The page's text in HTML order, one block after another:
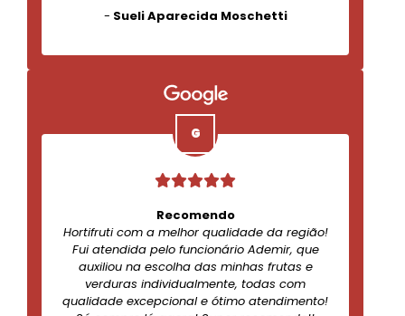
- Sueli Aparecida Moschetti
Recomendo
Hortifruti com a melhor qualidade da região!
Fui atendida pelo funcionário Ademir, que
auxiliou na escolha das minhas frutas e
verduras individualmente, todas com
qualidade excepcional e ótimo atendimento!